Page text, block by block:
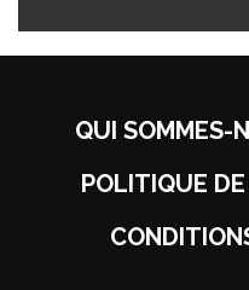
QUI SOMMES-
POLITIQUE